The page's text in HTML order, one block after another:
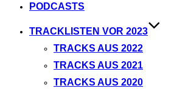
PODCASTS
TRACKLISTEN VOR 2023
TRACKS AUS 2022
TRACKS AUS 2021
TRACKS AUS 2020